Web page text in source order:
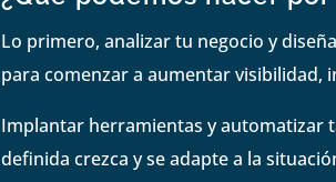
Lo primero, analizar tu negocio y
para comenzar a aumentar visibilidad,
Implantar herramientas y automatizar
definida crezca y se adapte a la